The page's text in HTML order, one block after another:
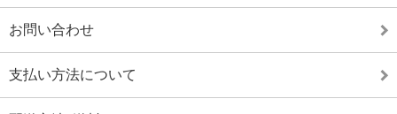
お問い合わせ
支払い方法について